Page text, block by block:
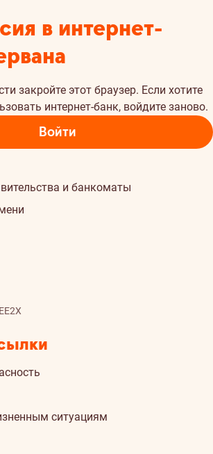
в интернет-
закройте этот браузер. Если хотите
интернет-банк, войдите заново.
Войти
и банкоматы
ситуациям